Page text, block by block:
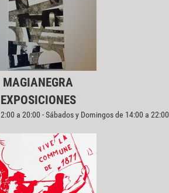
MAGIANEGRA
EXPOSICIONES
a 20:00 - Sábados y Domingos de 14:00 a 22:00